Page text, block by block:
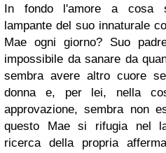
In fondo l'amore a cosa
lampante del suo innaturale
Mae ogni giorno? Suo
impossibile da sanare da
sembra avere altro cuore
donna e, per lei, nella
approvazione, sembra non
questo Mae si rifugia nel
ricerca della propria